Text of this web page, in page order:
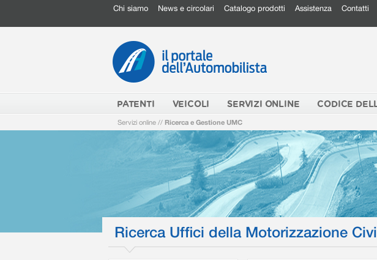
Chi siamo News e circolari Catalogo prodotti Assistenza Contatti
PATENTI VEICOLI SERVIZI ONLINE CODICE
Servizi online // Ricerca e Gestione UMC
Ricerca Uffici della Motorizzazione